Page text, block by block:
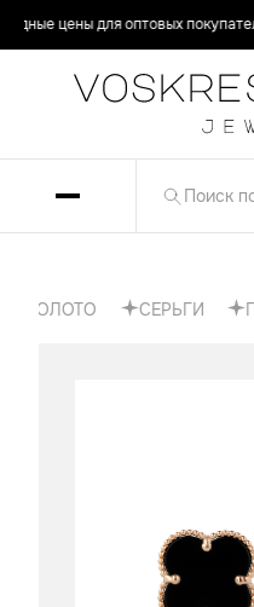
цены для оптовых
ЗОЛОТО СЕРЬГИ